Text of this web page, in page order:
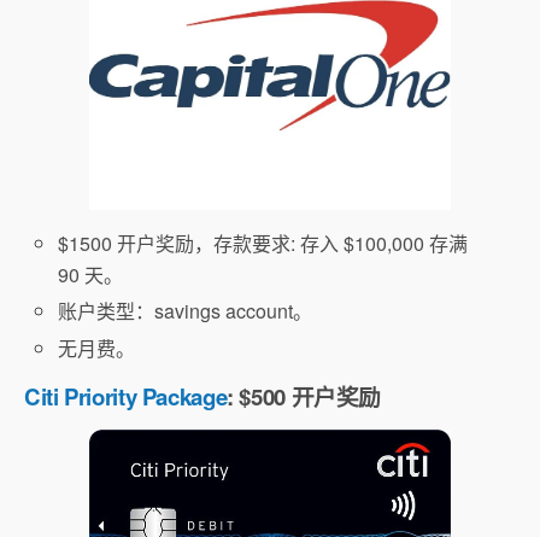
$1500 开户奖励，存款要求: 存入 $100,000 存满
90 天。
账户类型：savings account。
无月费。
Citi Priority Package: $500 开户奖励